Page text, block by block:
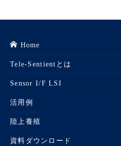
Home
Tele-Sentientとは
Sensor I/F LSI
活用例
陸上養殖
資料ダウンロード